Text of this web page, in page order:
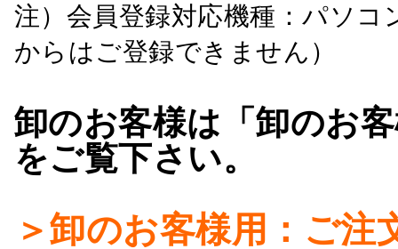
注）会員登録対応機種：パソ
からはご登録できません）
卸のお客様は「卸のお
をご覧下さい。
＞卸のお客様用：ご注